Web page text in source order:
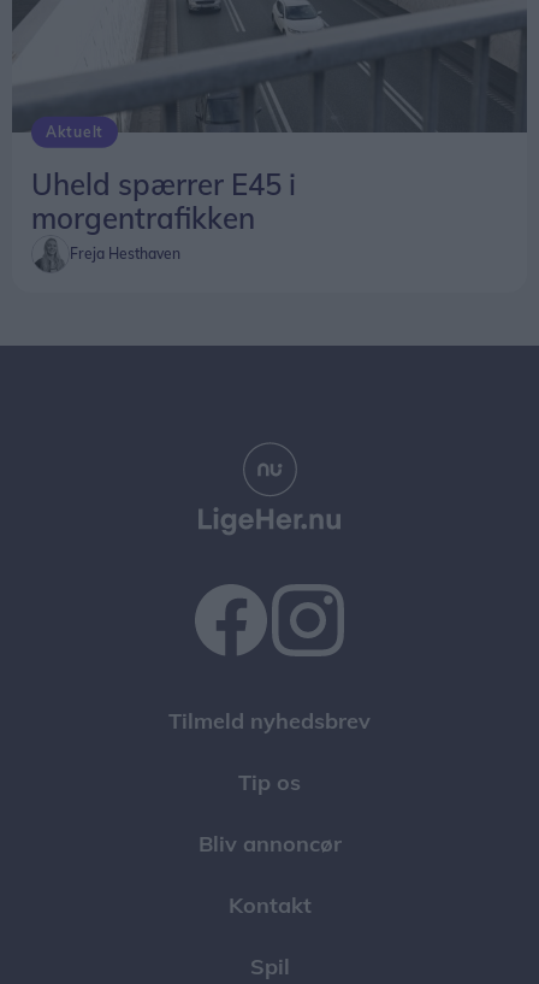
Aktuelt
Uheld spærrer E45 i
morgentrafikken
Freja Hesthaven
Tilmeld nyhedsbrev
Tip os
Bliv annoncør
Kontakt
Spil